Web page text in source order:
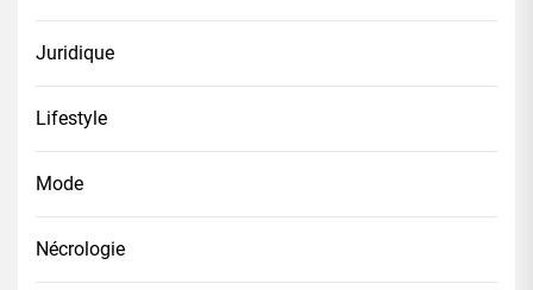
Juridique
Lifestyle
Mode
Nécrologie